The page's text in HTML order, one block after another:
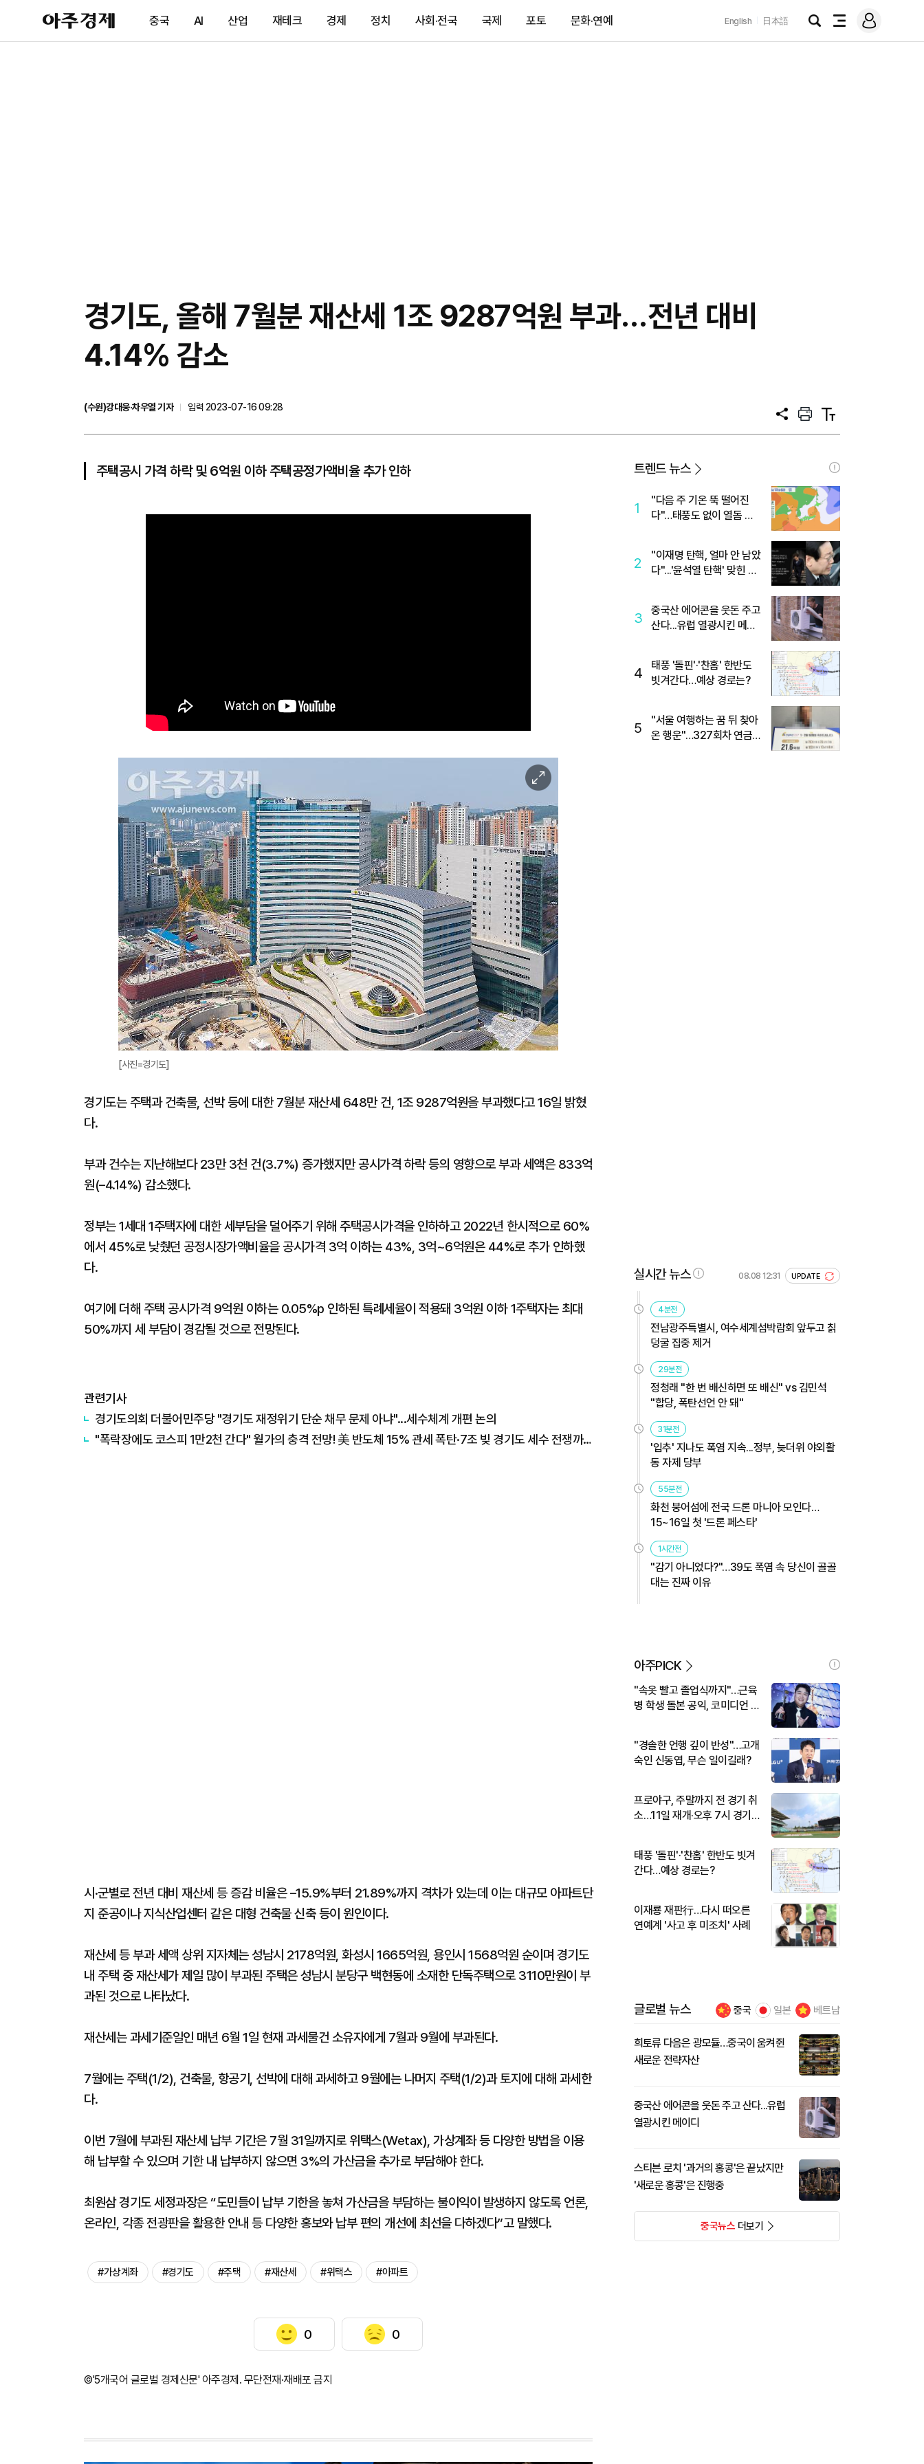
아
주
제
중국 AI 산업 재테크 경제 정치 사회·전국 국제 포토 문화·연예 English 日本語
검
전
메
그
경기도, 올해 7월분 재산세 1조 9287억원 부과…전년 대비
4.14% 감소
(수원)강대웅·차우열 기자
입력 2023-07-16 09:28
공
프
트
텍
트
주택공시 가격 하락 및 6억원 이하 주택공정가액비율 추가 인하
이
미
지
확
대
[사진=경기도]
경기도는 주택과 건축물, 선박 등에 대한 7월분 재산세 648만 건, 1조 9287억원을 부과했다고 16일 밝혔
다.
부과 건수는 지난해보다 23만 3천 건(3.7%) 증가했지만 공시가격 하락 등의 영향으로 부과 세액은 833억
원(–4.14%) 감소했다.
정부는 1세대 1주택자에 대한 세부담을 덜어주기 위해 주택공시가격을 인하하고 2022년 한시적으로 60%
에서 45%로 낮췄던 공정시장가액비율을 공시가격 3억 이하는 43%, 3억~6억원은 44%로 추가 인하했
다.
여기에 더해 주택 공시가격 9억원 이하는 0.05%p 인하된 특례세율이 적용돼 3억원 이하 1주택자는 최대
50%까지 세 부담이 경감될 것으로 전망된다.
관련기사
경기도의회 더불어민주당 "경기도 재정위기 단순 채무 문제 아냐"...세수체계 개편 논의
"폭락장에도 코스피 1만2천 간다" 월가의 충격 전망! 美 반도체 15% 관세 폭탄·7조 빚 경기도 세수 전쟁까지
시·군별로 전년 대비 재산세 등 증감 비율은 –15.9%부터 21.89%까지 격차가 있는데 이는 대규모 아파트단
지 준공이나 지식산업센터 같은 대형 건축물 신축 등이 원인이다.
재산세 등 부과 세액 상위 지자체는 성남시 2178억원, 화성시 1665억원, 용인시 1568억원 순이며 경기도
내 주택 중 재산세가 제일 많이 부과된 주택은 성남시 분당구 백현동에 소재한 단독주택으로 3110만원이 부
과된 것으로 나타났다.
재산세는 과세기준일인 매년 6월 1일 현재 과세물건 소유자에게 7월과 9월에 부과된다.
7월에는 주택(1/2), 건축물, 항공기, 선박에 대해 과세하고 9월에는 나머지 주택(1/2)과 토지에 대해 과세한
다.
이번 7월에 부과된 재산세 납부 기간은 7월 31일까지로 위택스(Wetax), 가상계좌 등 다양한 방법을 이용
해 납부할 수 있으며 기한 내 납부하지 않으면 3%의 가산금을 추가로 부담해야 한다.
최원삼 경기도 세정과장은 “도민들이 납부 기한을 놓쳐 가산금을 부담하는 불이익이 발생하지 않도록 언론,
온라인, 각종 전광판을 활용한 안내 등 다양한 홍보와 납부 편의 개선에 최선을 다하겠다”고 말했다.
#가상계좌 #경기도 #주택 #재산세 #위택스 #아파트
0 0
©'5개국어 글로벌 경제신문' 아주경제. 무단전재·재배포 금지
트렌드 뉴스
1
"다음 주 기온 뚝 떨어진
다"…태풍도 없이 열돔 박
2
"이재명 탄핵, 얼마 안 남았
다"...'윤석열 탄핵' 맞힌 무
3
중국산 에어콘을 웃돈 주고
산다...유럽 열광시킨 메이
4
태풍 '돌핀'·'찬홈' 한반도
빗겨간다…예상 경로는?
5
"서울 여행하는 꿈 뒤 찾아
온 행운"…327회차 연금
실시간 뉴스 08.08 12:31 UPDATE
4분전
전남광주특별시, 여수세계섬박람회 앞두고 칡
덩굴 집중 제거
29분전
정청래 "한 번 배신하면 또 배신" vs 김민석
"합당, 폭탄선언 안 돼"
31분전
'입추' 지나도 폭염 지속...정부, 늦더위 야외활
동 자제 당부
55분전
화천 붕어섬에 전국 드론 마니아 모인다…
15~16일 첫 '드론 페스타'
1시간전
"감기 아니었다?"…39도 폭염 속 당신이 골골
대는 진짜 이유
아주PICK
"속옷 빨고 졸업식까지"…근육
병 학생 돌본 공익, 코미디언 김
"경솔한 언행 깊이 반성"…고개
숙인 신동엽, 무슨 일이길래?
프로야구, 주말까지 전 경기 취
소…11일 재개·오후 7시 경기
태풍 '돌핀'·'찬홈' 한반도 빗겨
간다…예상 경로는?
이재룡 재판行…다시 떠오른
연예계 '사고 후 미조치' 사례
글로벌 뉴스 중국 일본 베트남
희토류 다음은 광모듈…중국이 움켜쥔
새로운 전략자산
중국산 에어콘을 웃돈 주고 산다...유럽
열광시킨 메이디
스티븐 로치 '과거의 홍콩'은 끝났지만
'새로운 홍콩'은 진행중
중국뉴스더보기